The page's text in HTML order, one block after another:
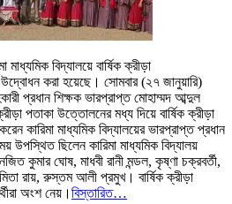
মাধ্যমিক বিদ্যালয়ে বার্ষিক ক্রীড়া
করা হয়েছে। সোমবার (২৭ জানুয়ারি)
প্রধান শিক্ষক ভারপ্রাপ্ত মোহাম্মদ আব্দুল
পতাকা উত্তোলনের মধ্য দিয়ে বার্ষিক ক্রীড়া
কারিমা মাধ্যমিক বিদ্যালয়ের ভারপ্রাপ্ত প্রধান
ছিলেন কারিমা মাধ্যমিক বিদ্যালয়
কুমার ঘোষ, মাধবী রানী মন্ডল, কৃষ্ণা চক্রবর্তী,
রায়, রুস্তম আলী প্রমুখ। বার্ষিক ক্রীড়া
অংশ নেয়। বিস্তারিত…